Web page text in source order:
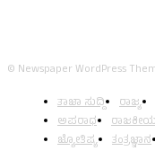
© Newspaper WordPress
ತಾಜಾ ಸುದ್ದಿ
ರಾಜ್ಯ
ಅಪರಾಧ
ಜ್ಯೋತಿಷ್ಯ
ತಂತ್ರಜ್ಞಾನ